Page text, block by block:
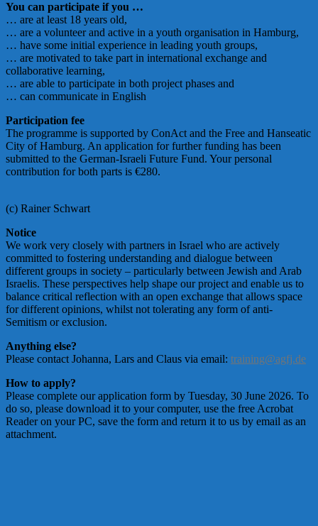
You can participate if you …
… are at least 18 years old,
… are a volunteer and active in a youth organisation in Hamburg,
… have some initial experience in leading youth groups,
… are motivated to take part in international exchange and
collaborative learning,
… are able to participate in both project phases and
… can communicate in English
Participation fee
The programme is supported by ConAct and the Free and Hanseatic
City of Hamburg. An application for further funding has been
submitted to the German-Israeli Future Fund. Your personal
contribution for both parts is €280.
(c) Rainer Schwart
Notice
We work very closely with partners in Israel who are actively
committed to fostering understanding and dialogue between
different groups in society – particularly between Jewish and Arab
Israelis. These perspectives help shape our project and enable us to
balance critical reflection with an open exchange that allows space
for different opinions, whilst not tolerating any form of anti-
Semitism or exclusion.
Anything else?
Please contact Johanna, Lars and Claus via email: training@agfj.de
How to apply?
Please complete our application form by Tuesday, 30 June 2026. To
do so, please download it to your computer, use the free Acrobat
Reader on your PC, save the form and return it to us by email as an
attachment.